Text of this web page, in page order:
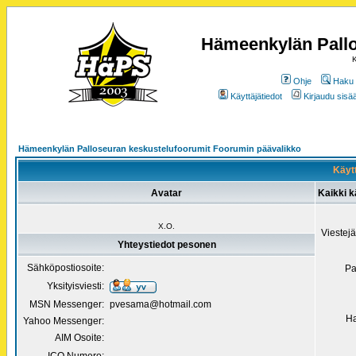
Hämeenkylän
Ohje
Haku
Käyttäjätiedot
Kirjaudu
Hämeenkylän Palloseuran keskustelufoorumit Foorumin päävalikko
Avatar Kaikki
X.O.
Yhteystiedot pesonen
Sähköpostiosoite:
Yksityisviesti:
MSN Messenger: pvesama@hotmail.com
Yahoo Messenger:
AIM Osoite: